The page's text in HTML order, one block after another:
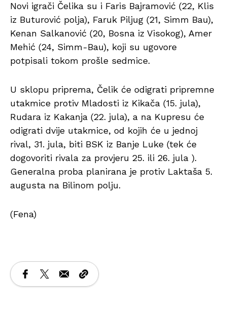
Novi igrači Čelika su i Faris Bajramović (22, Klis
iz Buturović polja), Faruk Piljug (21, Simm Bau),
Kenan Salkanović (20, Bosna iz Visokog), Amer
Mehić (24, Simm-Bau), koji su ugovore
potpisali tokom prošle sedmice.
U sklopu priprema, Čelik će odigrati pripremne
utakmice protiv Mladosti iz Kikača (15. jula),
Rudara iz Kakanja (22. jula), a na Kupresu će
odigrati dvije utakmice, od kojih će u jednoj
rival, 31. jula, biti BSK iz Banje Luke (tek će
dogovoriti rivala za provjeru 25. ili 26. jula ).
Generalna proba planirana je protiv Laktaša 5.
augusta na Bilinom polju.
(Fena)